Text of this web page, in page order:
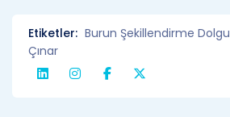
Etiketler: Burun Şekillendirme Dolgu
Çınar